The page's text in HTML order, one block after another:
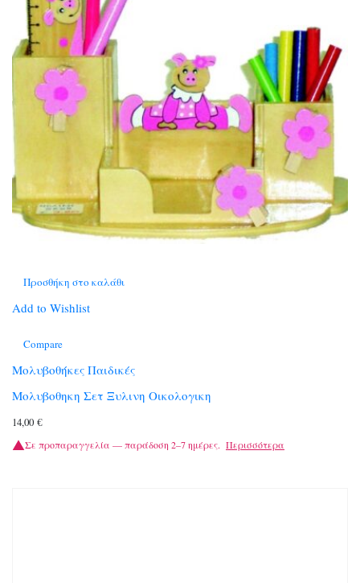
Προσθήκη στο καλάθι
Add to Wishlist
Compare
Μολυβοθήκες Παιδικές
Μολυβοθηκη Σετ Ξυλινη Οικολογικη
14,00 €
Σε προπαραγγελία — παράδοση 2–7 ημέρες. Περισσότερα